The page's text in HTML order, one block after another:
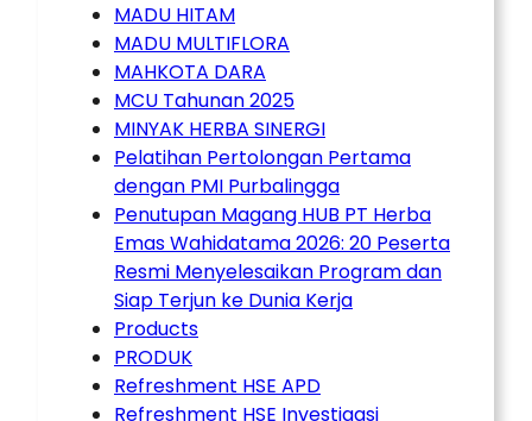
MADU HITAM
MADU MULTIFLORA
MAHKOTA DARA
MCU Tahunan 2025
MINYAK HERBA SINERGI
Pelatihan Pertolongan Pertama
dengan PMI Purbalingga
Penutupan Magang HUB PT Herba
Emas Wahidatama 2026: 20 Peserta
Resmi Menyelesaikan Program dan
Siap Terjun ke Dunia Kerja
Products
PRODUK
Refreshment HSE APD
Refreshment HSE Investigasi